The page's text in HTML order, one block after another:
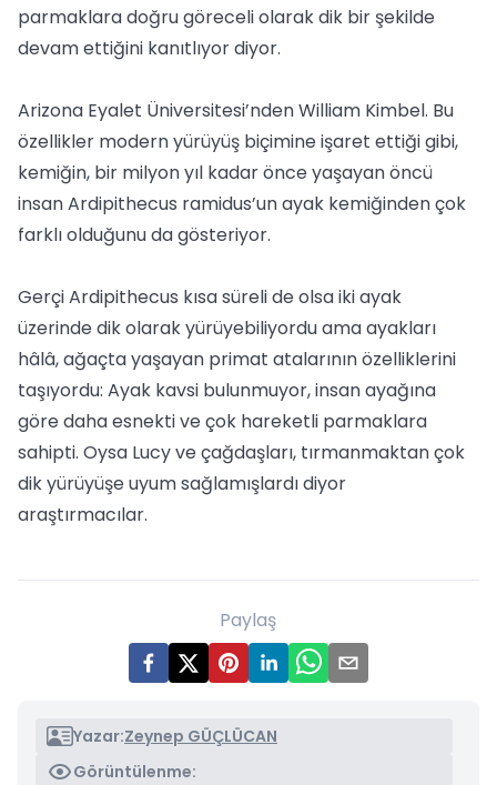
parmaklara doğru göreceli olarak dik bir şekilde
devam ettiğini kanıtlıyor diyor.
Arizona Eyalet Üniversitesi’nden William Kimbel. Bu
özellikler modern yürüyüş biçimine işaret ettiği gibi,
kemiğin, bir milyon yıl kadar önce yaşayan öncü
insan Ardipithecus ramidus’un ayak kemiğinden çok
farklı olduğunu da gösteriyor.
Gerçi Ardipithecus kısa süreli de olsa iki ayak
üzerinde dik olarak yürüyebiliyordu ama ayakları
hâlâ, ağaçta yaşayan primat atalarının özelliklerini
taşıyordu: Ayak kavsi bulunmuyor, insan ayağına
göre daha esnekti ve çok hareketli parmaklara
sahipti. Oysa Lucy ve çağdaşları, tırmanmaktan çok
dik yürüyüşe uyum sağlamışlardı diyor
araştırmacılar.
Paylaş
Yazar:Zeynep GÜÇLÜCAN
Görüntülenme: